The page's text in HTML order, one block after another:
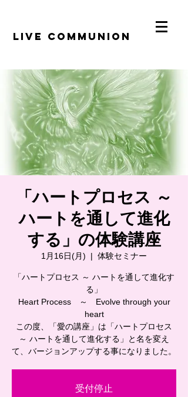
​LiVE COMMUNION
「ハートプロセス ～
ハートを通して進化
する」の体験講座
1月16日(月)
  |
体験セミナー
「ハートプロセス ～ ハートを通して進化す
る」
Heart Process ～ Evolve through your
heart
この度、「愛の講座」は「ハートプロセス
～ ハートを通して進化する」と名を変え
て、バージョンアップする事になりました。
受付停止